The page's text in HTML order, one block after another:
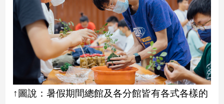
康/
親
藝
術
／
↑圖說：暑假期間總館及各分館皆有各式各樣的